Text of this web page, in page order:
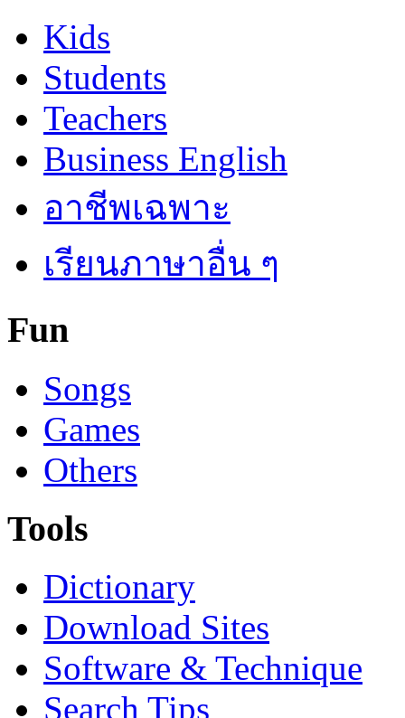
Kids
Students
Teachers
Business English
อาชีพเฉพาะ
เรียนภาษาอื่น ๆ
Fun
Songs
Games
Others
Tools
Dictionary
Download Sites
Software & Technique
Search Tips